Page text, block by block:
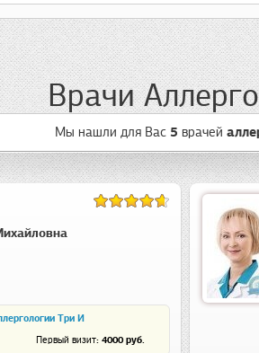
Врачи
Мы нашли для Вас 5 врачей
Три И
Первый визит: 4000 руб.